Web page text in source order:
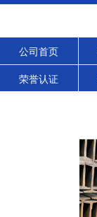
公司首页
荣誉认证